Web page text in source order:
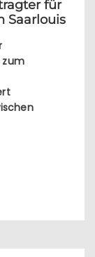
für
Saarlouis
zum